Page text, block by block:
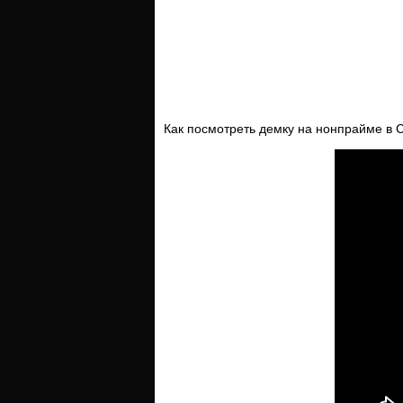
Как посмотреть демку на нонпрайме в